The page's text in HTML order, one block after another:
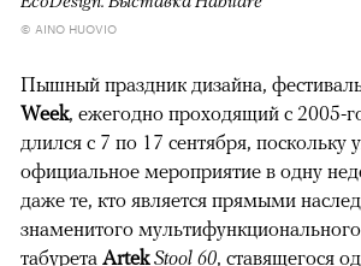
© AINO HUOVIO
Пышный праздник дизайна,
Week, ежегодно проходящий с 2005-
длился с 7 по 17 сентября, поскольку
официальное мероприятие в одну
даже те, кто является прямыми
знаменитого
табурета ArtekStool 60, ставящегося